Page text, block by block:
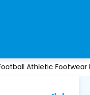
Athletic Footwear